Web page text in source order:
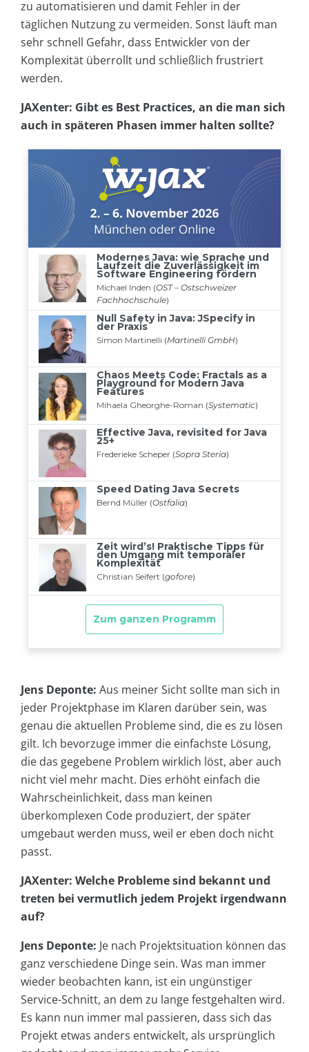
zu automatisieren und damit Fehler in der
täglichen Nutzung zu vermeiden. Sonst läuft man
sehr schnell Gefahr, dass Entwickler von der
Komplexität überrollt und schließlich frustriert
werden.
JAXenter: Gibt es Best Practices, an die man sich
auch in späteren Phasen immer halten sollte?
Jens Deponte: Aus meiner Sicht sollte man sich in
jeder Projektphase im Klaren darüber sein, was
genau die aktuellen Probleme sind, die es zu lösen
gilt. Ich bevorzuge immer die einfachste Lösung,
die das gegebene Problem wirklich löst, aber auch
nicht viel mehr macht. Dies erhöht einfach die
Wahrscheinlichkeit, dass man keinen
überkomplexen Code produziert, der später
umgebaut werden muss, weil er eben doch nicht
passt.
JAXenter: Welche Probleme sind bekannt und
treten bei vermutlich jedem Projekt irgendwann
auf?
Jens Deponte: Je nach Projektsituation können das
ganz verschiedene Dinge sein. Was man immer
wieder beobachten kann, ist ein ungünstiger
Service-Schnitt, an dem zu lange festgehalten wird.
Es kann nun immer mal passieren, dass sich das
Projekt etwas anders entwickelt, als ursprünglich